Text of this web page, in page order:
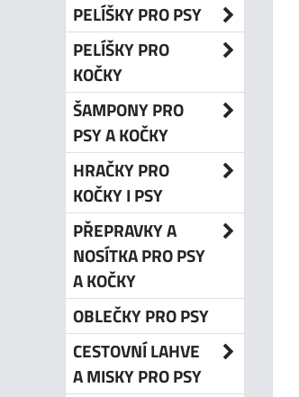
PELÍŠKY PRO PSY
PELÍŠKY PRO
KOČKY
ŠAMPONY PRO
PSY A KOČKY
HRAČKY PRO
KOČKY I PSY
PŘEPRAVKY A
NOSÍTKA PRO PSY
A KOČKY
OBLEČKY PRO PSY
CESTOVNÍ LAHVE
A MISKY PRO PSY